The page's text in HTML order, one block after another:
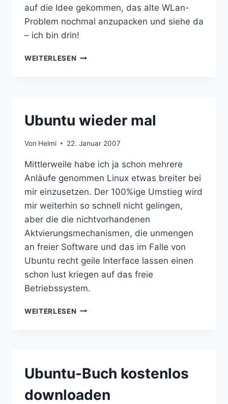
auf die Idee gekommen, das alte WLan-
Problem nochmal anzupacken und siehe da
– ich bin drin!
WEITERLESEN MAL
Ubuntu wieder mal
Von Helmi 22. Januar 2007
Mittlerweile habe ich ja schon mehrere
Anläufe genommen Linux etwas breiter bei
mir einzusetzen. Der 100%ige Umstieg wird
mir weiterhin so schnell nicht gelingen,
aber die die nichtvorhandenen
Aktvierungsmechanismen, die unmengen
an freier Software und das im Falle von
Ubuntu recht geile Interface lassen einen
schon lust kriegen auf das freie
Betriebssystem.
WEITERLESEN UBUNTU
Ubuntu-Buch kostenlos
downloaden